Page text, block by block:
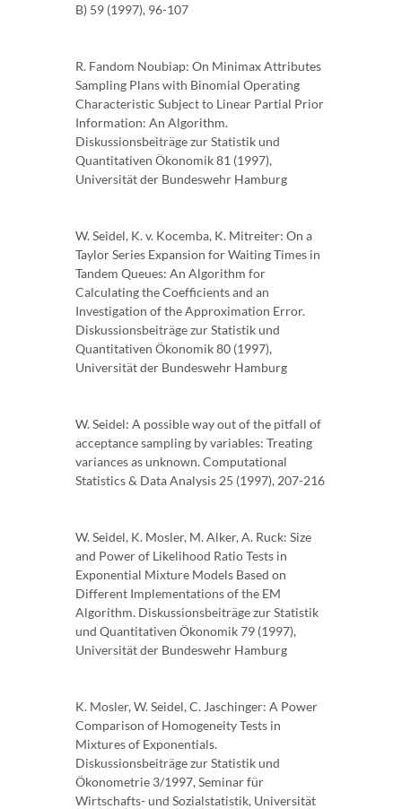
B) 59 (1997), 96-107
R. Fandom Noubiap: On Minimax Attributes
Sampling Plans with Binomial Operating
Characteristic Subject to Linear Partial Prior
Information: An Algorithm.
Diskussionsbeiträge zur Statistik und
Quantitativen Ökonomik 81 (1997),
Universität der Bundeswehr Hamburg
W. Seidel, K. v. Kocemba, K. Mitreiter: On a
Taylor Series Expansion for Waiting Times in
Tandem Queues: An Algorithm for
Calculating the Coefficients and an
Investigation of the Approximation Error.
Diskussionsbeiträge zur Statistik und
Quantitativen Ökonomik 80 (1997),
Universität der Bundeswehr Hamburg
W. Seidel: A possible way out of the pitfall of
acceptance sampling by variables: Treating
variances as unknown. Computational
Statistics & Data Analysis 25 (1997), 207-216
W. Seidel, K. Mosler, M. Alker, A. Ruck: Size
and Power of Likelihood Ratio Tests in
Exponential Mixture Models Based on
Different Implementations of the EM
Algorithm. Diskussionsbeiträge zur Statistik
und Quantitativen Ökonomik 79 (1997),
Universität der Bundeswehr Hamburg
K. Mosler, W. Seidel, C. Jaschinger: A Power
Comparison of Homogeneity Tests in
Mixtures of Exponentials.
Diskussionsbeiträge zur Statistik und
Ökonometrie 3/1997, Seminar für
Wirtschafts- und Sozialstatistik, Universität